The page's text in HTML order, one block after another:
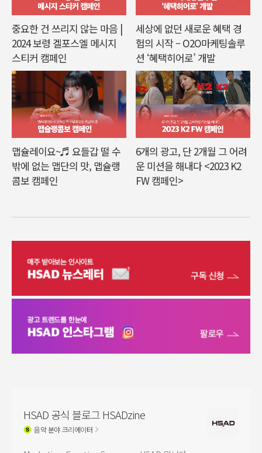
중요한 건 쓰리지 않는 마음 |
2024 보령 겔포스엘 메시지
스티커 캠페인
세상에 없던 새로운 혜택 경
험의 시작 – O2O마케팅솔루
션 ‘혜택히어로’ 개발
맵슐레이요~♬ 요들갑 떨 수
밖에 없는 맵단의 맛, 맵슐랭
콤보 캠페인
6개의 광고, 단 2개월 그 어려
운 미션을 해내다 <2023 K2
FW 캠페인>
HSAD 공식 블로그 HSADzine
음악분야 크리에이터